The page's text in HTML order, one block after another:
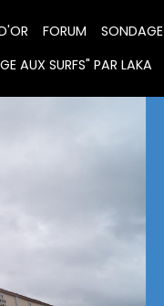
FORUM SONDAGE
AUX SURFS" PAR LAKA